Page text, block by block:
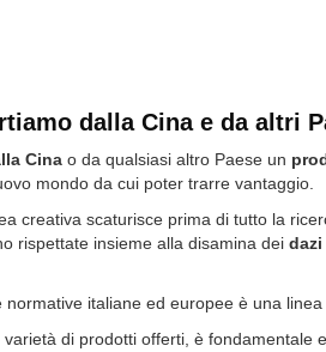
dalla Cina e da altri
Cina o da qualsiasi altro Paese un
mondo da cui poter trarre vantaggio.
creativa scaturisce prima di tutto la
rispettate insieme alla disamina dei
normative italiane ed europee è una
varietà di prodotti offerti, è fondamentale